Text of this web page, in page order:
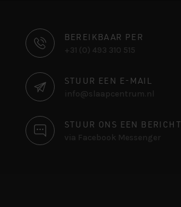
CONTACT
INFORMATIE
BEREIKBAAR PER
+31 (0) 493 310 515
STUUR EEN E-MAIL
info@slaapcentrum.nl
STUUR ONS EEN BERICHT
via Facebook Messenger